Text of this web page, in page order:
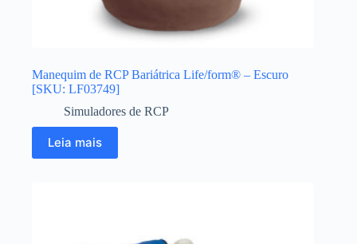
Manequim de RCP Bariátrica Life/form® – Escuro
[SKU: LF03749]
Simuladores de RCP
Leia mais